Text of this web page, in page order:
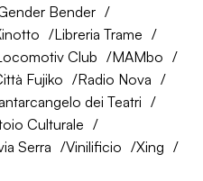
Bender
Libreria Trame
Club
MAMbo
Fujiko
Radio Nova
dei Teatri
Culturale
Serra Vinilificio
Xing